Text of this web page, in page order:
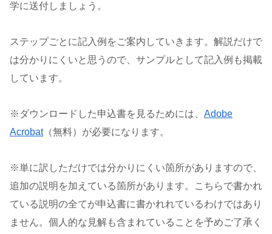
学に送付しましょう。
ステップごとに記入例をご案内していきます。解説だけで
は分かりにくいと思うので、サンプルとして記入例も掲載
しています。
※ダウンロードした申込書を見るためには、 Adobe
Acrobat（無料）が必要になります。
※単に訳しただけでは分かりにくい箇所がありますので、
追加の説明を加えている箇所があります。こちらで書かれ
ている説明の全てが申込書に書かれれているわけではあり
ません。個人的な見解も含まれていることを予めご了承く